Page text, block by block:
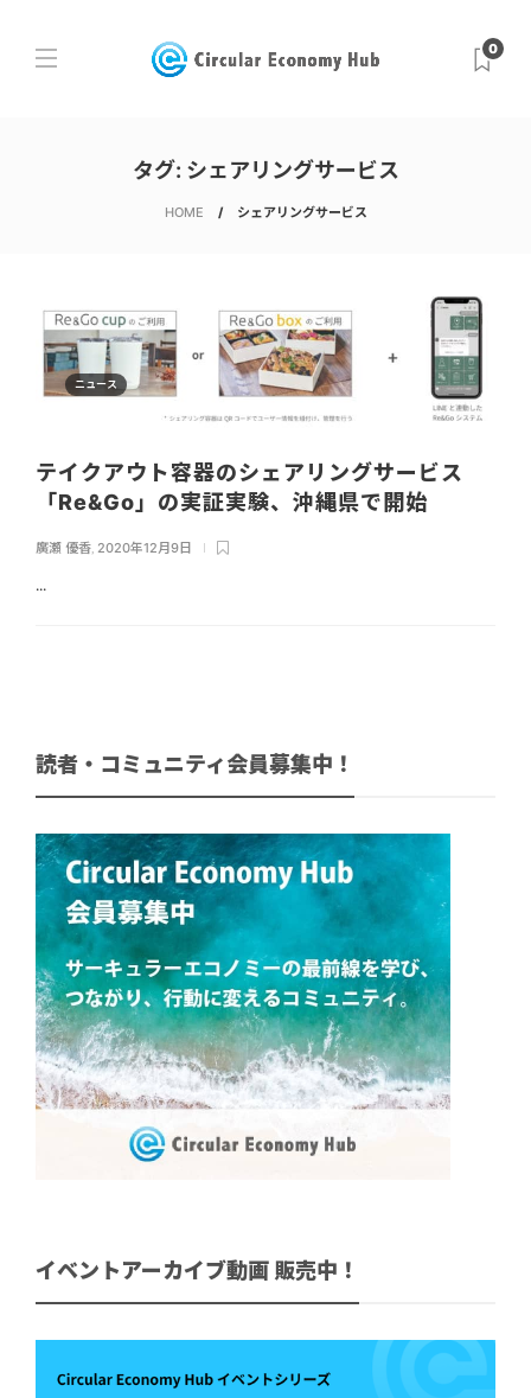
0
タグ: シェアリングサービス
HOME シェアリングサービス
ニュース
テイクアウト容器のシェアリングサービス
「Re&Go」の実証実験、沖縄県で開始
廣瀬 優香, 2020年12月9日
...
読者・コミュニティ会員募集中！
イベントアーカイブ動画 販売中！